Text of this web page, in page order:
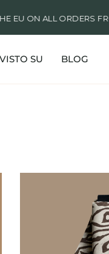
EU ON ALL ORDERS
VISTO SU BLOG